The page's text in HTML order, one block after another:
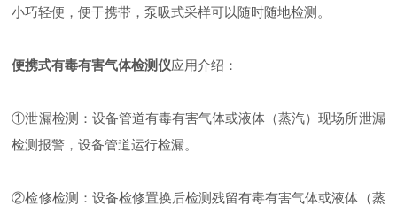
小巧轻便，便于携带，泵吸式采样可以随时随地检测。
便携式有毒有害气体检测仪应用介绍：
①泄漏检测：设备管道有毒有害气体或液体（蒸汽）现场所泄漏
检测报警，设备管道运行检漏。
②检修检测：设备检修置换后检测残留有毒有害气体或液体（蒸